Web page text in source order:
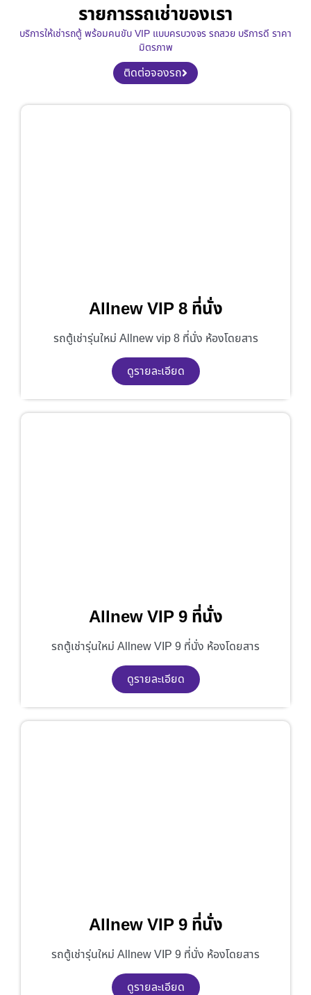
รายการรถเช่าของเรา
บริการให้เช่ารถตู้ พร้อมคนขับ VIP แบบครบวงจร รถสวย บริการดี ราคา
มิตรภาพ
ติดต่อจองรถ
Allnew VIP 8 ที่นั่ง
รถตู้เช่ารุ่นใหม่ Allnew vip 8 ที่นั่ง ห้องโดยสาร
ดูรายละเอียด
Allnew VIP 9 ที่นั่ง
รถตู้เช่ารุ่นใหม่ Allnew VIP 9 ที่นั่ง ห้องโดยสาร
ดูรายละเอียด
Allnew VIP 9 ที่นั่ง
รถตู้เช่ารุ่นใหม่ Allnew VIP 9 ที่นั่ง ห้องโดยสาร
ดูรายละเอียด